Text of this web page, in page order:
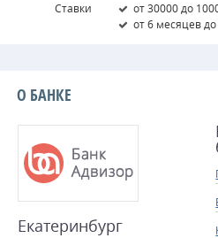
Ставки
от 30000 до
от 6 месяцев до
О БАНКЕ
Екатеринбург